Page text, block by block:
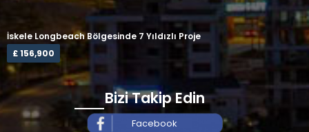
İskele Longbeach Bölgesinde 7 Yıldızlı Proje
£ 156,900
Bizi Takip Edin
Facebook